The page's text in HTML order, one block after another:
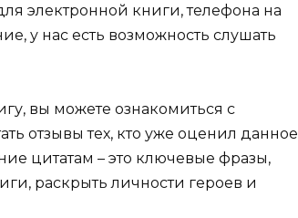
электронной книги, телефона на
у нас есть возможность слушать
вы можете ознакомиться с
отзывы тех, кто уже оценил данное
цитатам – это ключевые фразы,
раскрыть личности героев и